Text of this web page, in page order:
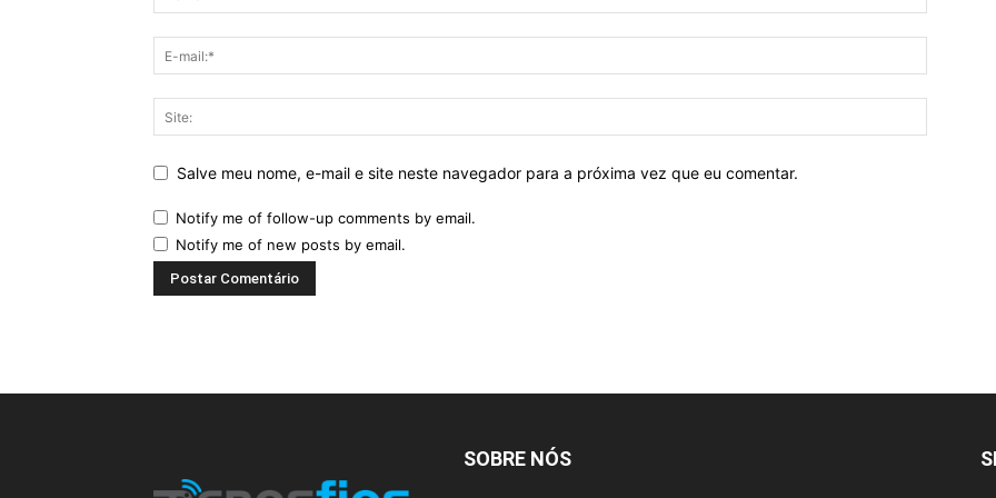
Salve meu nome, e-mail e site neste navegador para a próxima vez que eu comentar.
Notify me of follow-up comments by email.
Notify me of new posts by email.
SOBRE NÓS